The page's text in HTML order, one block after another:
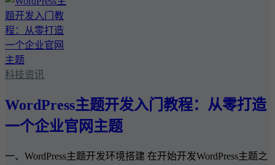
科技资讯
WordPress主题开发入门教程：从零打造
一个企业官网主题
一、WordPress主题开发环境搭建 在开始开发WordPress主题之